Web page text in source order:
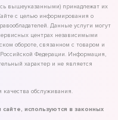
вышеуказанными) принадлежат их
с целью информирования о
Данные услуги могут
центрах независимыми
обороте, связанном с товаром и
Федерации. Информация,
характер и не является
обслуживания.
используются в законных